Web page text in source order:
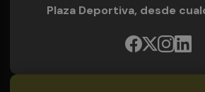
Plaza Deportiva, desde